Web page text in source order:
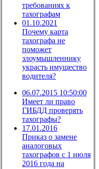
требованиях к
тахографам
01.10.2021
Почему карта
тахографа не
поможет
злоумышленнику
украсть имущество
водителя?
06.07.2015 10:50:00
Имеет ли право
ГИБДД проверять
тахографы?
17.01.2016
Приказ о замене
аналоговых
тахографов с 1 июля
2016 года на